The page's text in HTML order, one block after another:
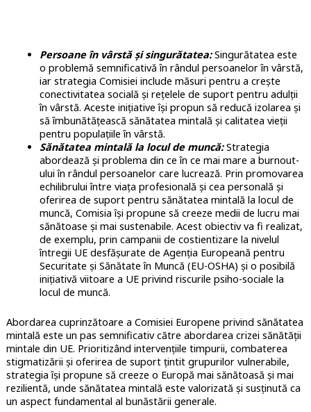
Persoane în vârstă și singurătatea:Singurătatea este
o problemă semnificativă în rândul persoanelor în vârstă,
iar strategia Comisiei include măsuri pentru a crește
conectivitatea socială și rețelele de suport pentru adulții
în vârstă. Aceste inițiative își propun să reducă izolarea și
să îmbunătățească sănătatea mintală și calitatea vieții
pentru populațiile în vârstă.
Sănătatea mintală la locul de muncă:Strategia
abordează și problema din ce în ce mai mare a burnout-
ului în rândul persoanelor care lucrează. Prin promovarea
echilibrului între viața profesională și cea personală și
oferirea de suport pentru sănătatea mintală la locul de
muncă, Comisia își propune să creeze medii de lucru mai
sănătoase și mai sustenabile. Acest obiectiv va fi realizat,
de exemplu, prin campanii de costientizare la nivelul
întregii UE desfășurate de Agenția Europeană pentru
Securitate și Sănătate în Muncă (EU-OSHA) și o posibilă
inițiativă viitoare a UE privind riscurile psiho-sociale la
locul de muncă.
Abordarea cuprinzătoare a Comisiei Europene privind sănătatea
mintală este un pas semnificativ către abordarea crizei sănătății
mintale din UE. Prioritizând intervențiile timpurii, combaterea
stigmatizării și oferirea de suport țintit grupurilor vulnerabile,
strategia își propune să creeze o Europă mai sănătoasă și mai
rezilientă, unde sănătatea mintală este valorizată și susținută ca
un aspect fundamental al bunăstării generale.